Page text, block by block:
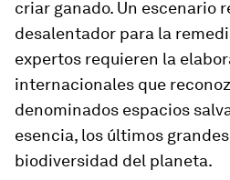
criar ganado. Un escenario
desalentador para la
expertos requieren la
internacionales que
denominados espacios
esencia, los últimos
biodiversidad del planeta.